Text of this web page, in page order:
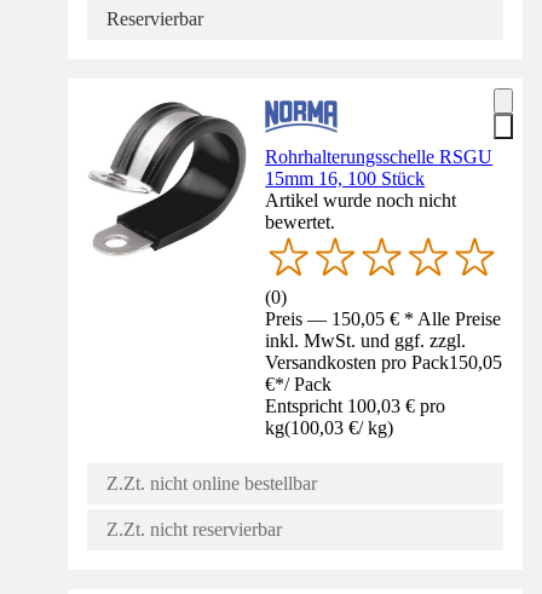
Reservierbar
Rohrhalterungsschelle RSGU
15mm 16, 100 Stück
Artikel wurde noch nicht
bewertet.
(0)
Preis — 150,05 € * Alle Preise
inkl. MwSt. und ggf. zzgl.
Versandkosten pro Pack150,05
€*/ Pack
Entspricht 100,03 € pro
kg(100,03 €/ kg)
Z.Zt. nicht online bestellbar
Z.Zt. nicht reservierbar